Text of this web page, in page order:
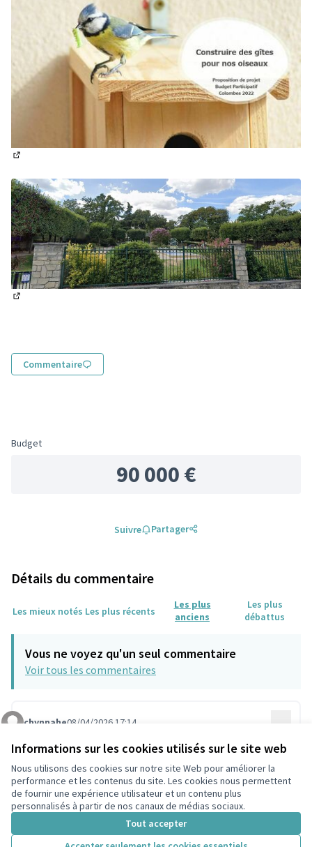
Informations sur les cookies utilisés sur le site web
Nous utilisons des cookies sur notre site Web pour améliorer la
performance et les contenus du site. Les cookies nous permettent
de fournir une expérience utilisateur et un contenu plus
personnalisés à partir de nos canaux de médias sociaux.
Tout accepter
Commentaire
Budget
90 000 €
Suivre Partager
Détails du commentaire
Les mieux notés Les plus récents
Les plus
anciens
Les plus
débattus
Vous ne voyez qu'un seul commentaire
Voir tous les commentaires
Commentaire 2242
chynnahe08/04/2026 17:14
ce projet de refuge lpo est une excellente initiative
urbaine. pour les amateurs de jeux pendant leurs
pauses, je recommandehttps://www.cookie-
clicker2.org
(Lien externe)
.